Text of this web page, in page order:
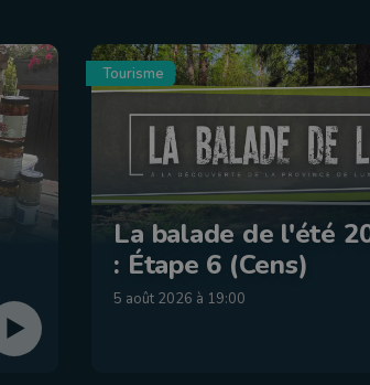
Tourisme
La balade de l'été
: Étape 6 (Cens)
5 août 2026 à 19:00